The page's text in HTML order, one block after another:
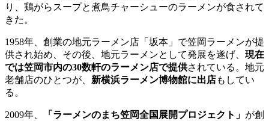
り、鶏がらスープと煮鳥チャーシューのラーメンが食されて
きた。
1958年、創業の地元ラーメン店「坂本」で笠岡ラーメンが提
供され始め、その後、地元ラーメンとして発展を遂げ、 現在
では笠岡市内の30数軒のラーメン店で提供されている。地元
老舗店のひとつが、 新横浜ラーメン博物館に出店もしてい
る。
2009年、 「ラーメンのまち笠岡全国展開プロジェクト」 が創